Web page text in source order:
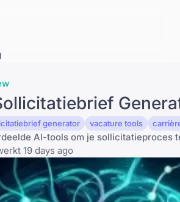
generator vacature tools
AI-tools om je
19 days ago